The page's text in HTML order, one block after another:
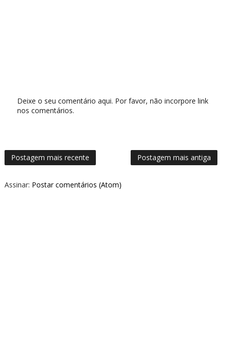
Deixe o seu comentário aqui. Por favor, não incorpore link
nos comentários.
Postagem mais recente Postagem mais antiga
Assinar: Postar comentários (Atom)